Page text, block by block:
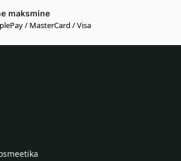
maksmine
/ MasterCard / Visa